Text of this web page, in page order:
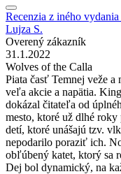
Recenzia z iného
Lujza S.
Overený zákazník
31.1.2022
Wolves of the Calla
Piata časť Temnej veže
veľa akcie a napätia.
dokázal čitateľa od
mesto, ktoré už dlhé
detí, ktoré unášajú tzv.
nepodarilo poraziť ich.
obľúbený katet, ktorý sa
Dej bol dynamický, na